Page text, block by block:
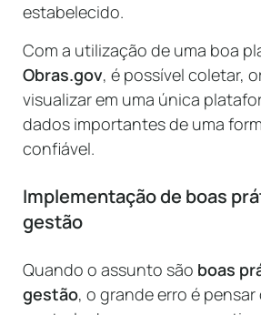
estabelecido.
Com a utilização de uma boa
Obras.gov, é possível coletar,
visualizar em uma única
dados importantes de uma
confiável.
Implementação de boas
gestão
Quando o assunto são boas
gestão, o grande erro é